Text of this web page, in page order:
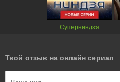
Суперниндзя
Твой отзыв на онлайн сериал